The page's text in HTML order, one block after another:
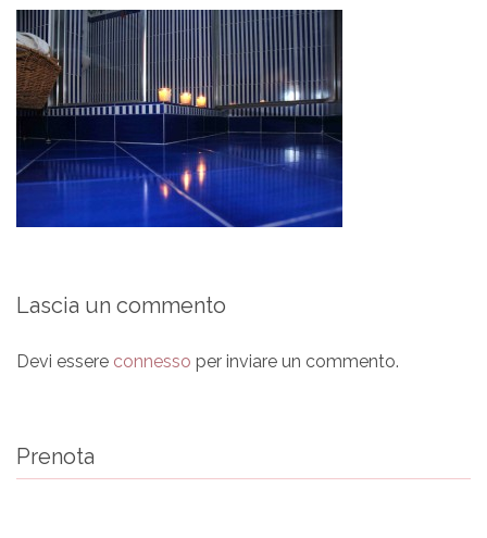
Lascia un commento
Devi essere connesso per inviare un commento.
Prenota